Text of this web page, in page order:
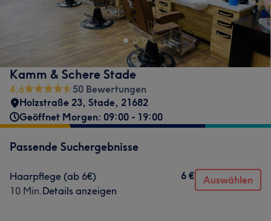
Kamm & Schere Stade
4,6
50 Bewertungen
Holzstraße 23, Stade, 21682
Geöffnet Morgen: 09:00 - 19:00
Passende Suchergebnisse
Haarpflege (ab 6€)
10 Min.Details anzeigen
6 € Auswählen